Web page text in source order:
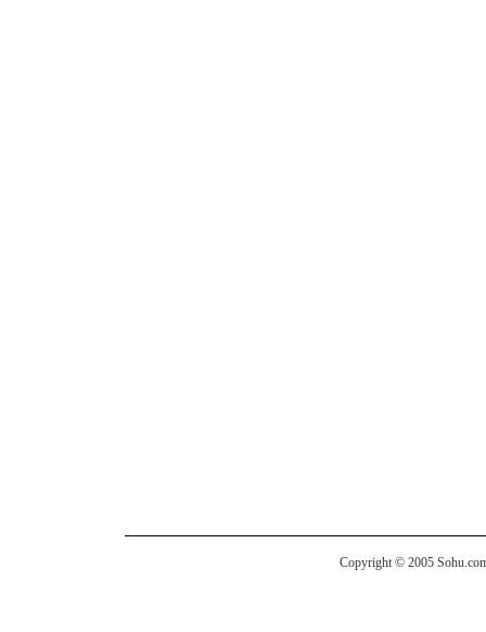
Copyright © 2005